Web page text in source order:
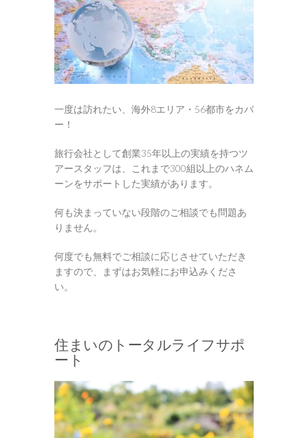
一度は訪れたい、海外8エリア・56都市をカバ
ー！
旅行会社として創業35年以上の実績を持つツ
アースタッフは、これまで300組以上のハネム
ーンをサポートした実績があります。
何も決まっていない段階のご相談でも問題あ
りません。
何度でも無料でご相談に応じさせていただき
ますので、まずはお気軽にお申込みくださ
い。
住まいのトータルライフサポ
ート